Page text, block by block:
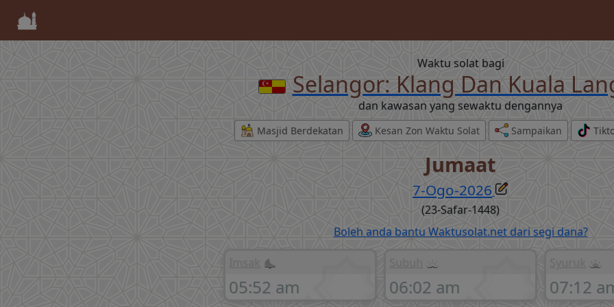
Waktu solat bagi
Selangor: Klang Dan Kuala
dan kawasan yang sewaktu dengannya
Masjid Berdekatan Kesan Zon Waktu Solat Sampaikan
Jumaat
7-Ogo-2026
(23-Safar-1448)
Boleh anda bantu Waktusolat.net dari segi dana?
05:52 am 06:02 am 07:12